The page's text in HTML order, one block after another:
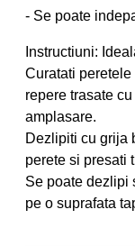
- Se poate
Instructiuni:
Curatati
repere trasate
amplasare.
Dezlipiti cu grija
perete si presati
Se poate dezlipi
pe o suprafata